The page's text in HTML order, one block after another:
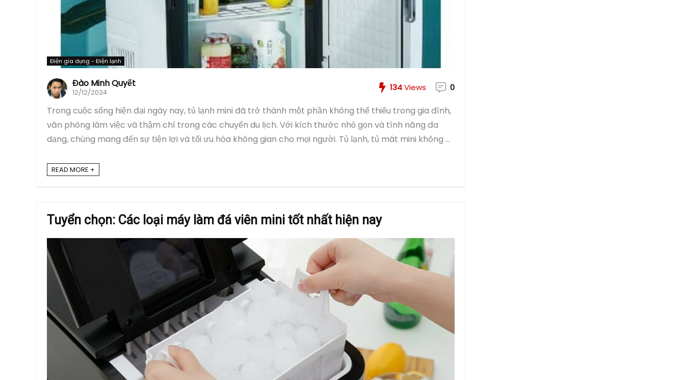
Điện gia dụng - Điện lạnh
Đào Minh Quyết
12/12/2024 134Views 0
Trong cuộc sống hiện đại ngày nay, tủ lạnh mini đã trở thành một phần không thể thiếu trong gia đình,
văn phòng làm việc và thậm chí trong các chuyến du lịch. Với kích thước nhỏ gọn và tính năng đa
dạng, chúng mang đến sự tiện lợi và tối ưu hóa không gian cho mọi người. Tủ lạnh, tủ mát mini không ...
READ MORE +
Tuyển chọn: Các loại máy làm đá viên mini tốt nhất hiện nay